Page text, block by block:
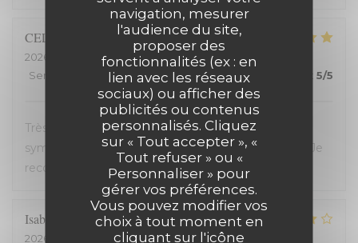
navigation, mesurer
l'audience du site,
proposer des
fonctionnalités (ex : en
lien avec les réseaux
sociaux) ou afficher des
publicités ou contenus
personnalisés. Cliquez
sur « Tout accepter », «
Tout refuser » ou «
Personnaliser » pour
gérer vos préférences.
Vous pouvez modifier vos
choix à tout moment en
cliquant sur l'icône
CELINE
2026-07-23
- 19:45 - Couverts 2
Service
Ambiance:5/5 Cuisine:5/5 Qualité / Prix 5/5
Très bon restaurant, service extrêmement
sympathique, coup de coeur pour le welsh revisité. Je
recommande !
Isabelle
2026-07-20
- 19:30 - Couverts 2